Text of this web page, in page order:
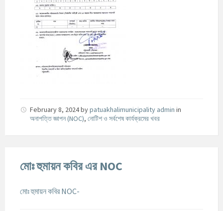
February 8, 2024bypatuakhalimunicipality admin in
অনাপত্তি জ্ঞাপন (NOC), নোটিশ ও সর্বশেষ কার্যক্রমের খবর
মোঃ হুমায়ন কবির এর NOC
মোঃ হুমায়ন কবির NOC-